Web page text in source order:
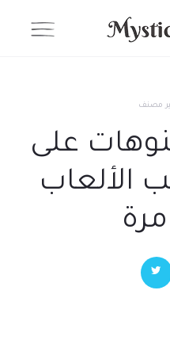
مصنف
على
الألعاب